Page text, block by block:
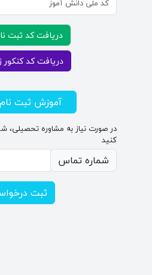
دریافت کد ثبت
دریافت کد کنکور
آموزش ثبت
در صورت نیاز به مشاوره تحصیلی،
کنید
شماره تماس
ثبت